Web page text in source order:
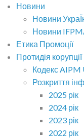
Новини
Новини
Новини
Етика Промоції
Протидія корупції
Кодекс AIPM
Розкриття
2025 рік
2024 рік
2023 рік
2022 рік